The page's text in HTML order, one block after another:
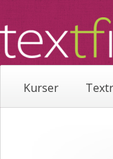
Kurser